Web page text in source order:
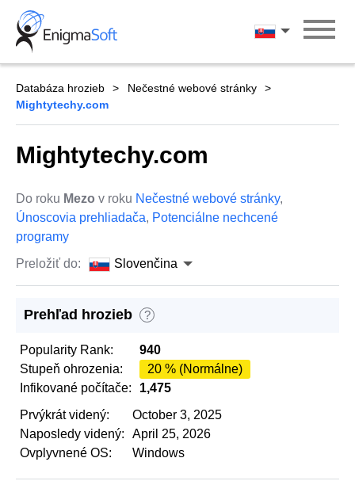
Skip
content
Slovenčina
Databáza hrozieb
Nečestné webové stránky
Mightytechy.com
Mightytechy.com
Do roku Mezo v roku Nečestné webové stránky,
Únoscovia prehliadača, Potenciálne nechcené
programy
Preložiť do:
Slovenčina
Prehľad hrozieb ?
Popularity Rank:
940
Stupeň ohrozenia:
20 % (Normálne)
Infikované počítače:
1,475
Prvýkrát videný:
October 3, 2025
Naposledy videný:
April 25, 2026
Ovplyvnené OS:
Windows